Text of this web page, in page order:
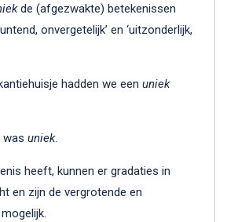
de (afgezwakte) betekenissen
onvergetelijk’ en ‘uitzonderlijk,
hadden we een uniek
was uniek.
heeft, kunnen er gradaties in
en zijn de vergrotende en